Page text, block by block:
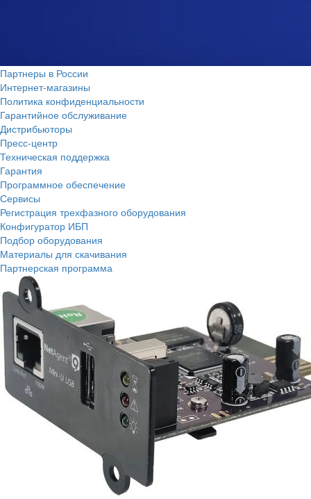
Партнеры в России
Интернет-магазины
Политика конфиденциальности
Гарантийное обслуживание
Дистрибьюторы
Пресс-центр
Техническая поддержка
Гарантия
Программное обеспечение
Сервисы
Регистрация трехфазного оборудования
Конфигуратор ИБП
Подбор оборудования
Материалы для скачивания
Партнерская программа